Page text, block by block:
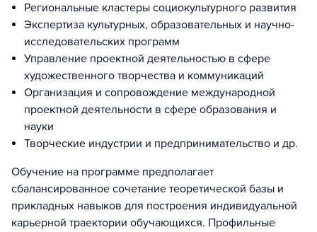
Региональные кластеры социокультурного развития
Экспертиза культурных, образовательных и научно-
исследовательских программ
Управление проектной деятельностью в сфере
художественного творчества и коммуникаций
Организация и сопровождение международной
проектной деятельности в сфере образования и
науки
Творческие индустрии и предпринимательство и др.
Обучение на программе предполагает
сбалансированное сочетание теоретической базы и
прикладных навыков для построения индивидуальной
карьерной траектории обучающихся. Профильные